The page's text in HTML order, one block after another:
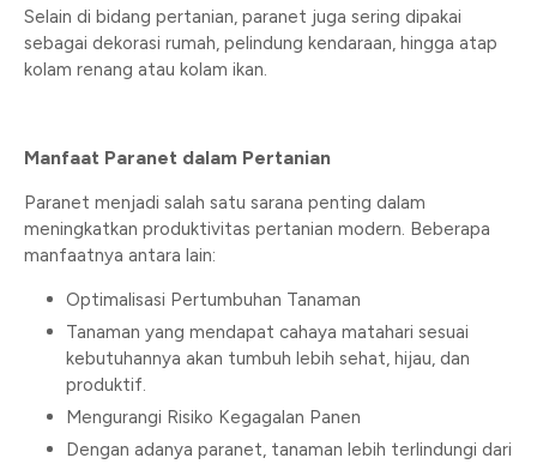
Selain di bidang pertanian, paranet juga sering dipakai
sebagai dekorasi rumah, pelindung kendaraan, hingga atap
kolam renang atau kolam ikan.
Manfaat Paranet dalam Pertanian
Paranet menjadi salah satu sarana penting dalam
meningkatkan produktivitas pertanian modern. Beberapa
manfaatnya antara lain:
Optimalisasi Pertumbuhan Tanaman
Tanaman yang mendapat cahaya matahari sesuai
kebutuhannya akan tumbuh lebih sehat, hijau, dan
produktif.
Mengurangi Risiko Kegagalan Panen
Dengan adanya paranet, tanaman lebih terlindungi dari